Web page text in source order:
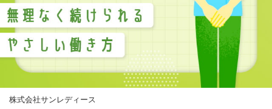
株式会社サンレディース